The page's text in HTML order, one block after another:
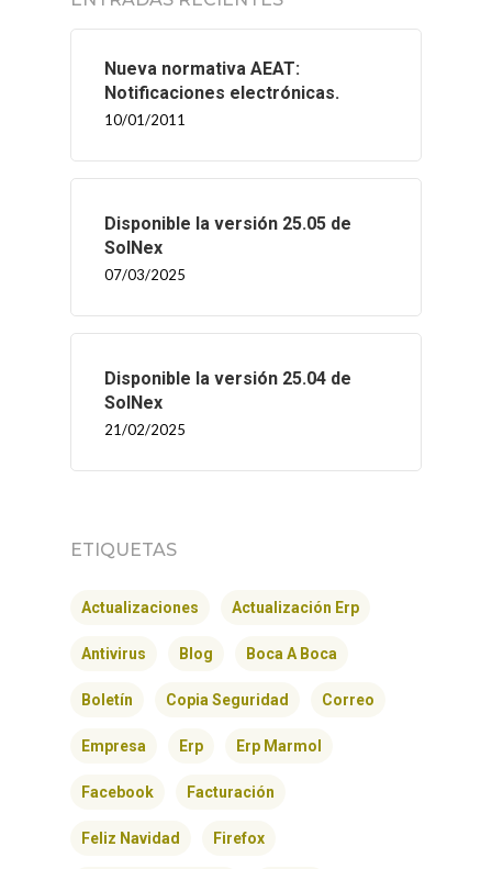
Nueva normativa AEAT:
Notificaciones electrónicas.
10/01/2011
Disponible la versión 25.05 de
SolNex
07/03/2025
Disponible la versión 25.04 de
SolNex
21/02/2025
ETIQUETAS
Actualizaciones Actualización Erp
Antivirus Blog Boca A Boca
Boletín Copia Seguridad Correo
Empresa Erp Erp Marmol
Facebook Facturación
Feliz Navidad Firefox
INICIO
SOLNEX
BLOG